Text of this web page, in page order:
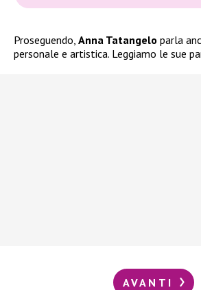
Proseguendo, Anna Tatangelo parla
personale e artistica. Leggiamo le sue
AVANTI